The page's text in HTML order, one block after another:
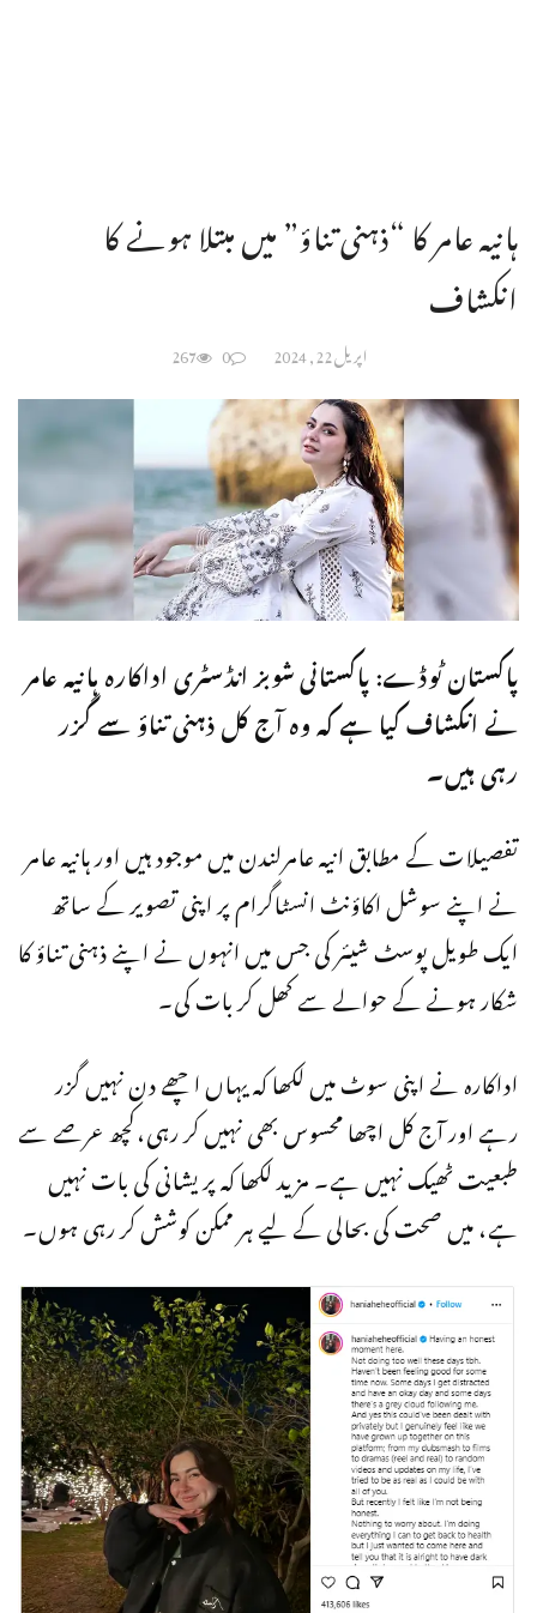
ہانیہ عامر کا “ذہنی تناؤ” میں مبتلا ہونے کا
انکشاف
اپریل 22, 2024 0
267
پاکستان ٹوڈے: پاکستانی شوبز انڈسٹری اداکارہ ہانیہ عامر
نے انکشاف کیا ہے کہ وہ آج کل ذہنی تناؤ سے گزر
رہی ہیں۔
تفصیلات کے مطابق انیہ عامرلندن میں موجود ہیں اور ہانیہ عامر
نے اپنے سوشل اکاؤنٹ انسٹاگرام پر اپنی تصویر کے ساتھ
ایک طویل پوسٹ شیئر کی جس میں انہوں نے اپنے ذہنی تناؤ کا
شکار ہونے کے حوالے سے کھل کر بات کی۔
اداکارہ نے اپنی سوٹ میں لکھا کہ یہاں اچھے دن نہیں گزر
رہے اور آج کل اچھا محسوس بھی نہیں کر رہی،کچھ عرصے سے
طبعیت ٹھیک نہیں ہے۔ مزید لکھا کہ پریشانی کی بات نہیں
ہے، میں صحت کی بحالی کے لیے ہر ممکن کوشش کر رہی ہوں۔